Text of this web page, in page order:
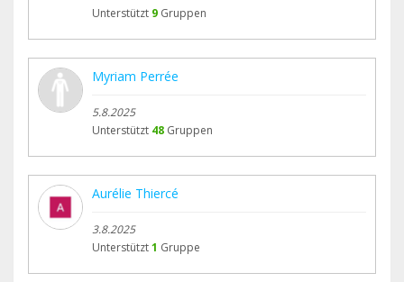
Unterstützt 9 Gruppen
Myriam Perrée
5.8.2025
Unterstützt 48 Gruppen
Aurélie Thiercé
3.8.2025
Unterstützt1 Gruppe